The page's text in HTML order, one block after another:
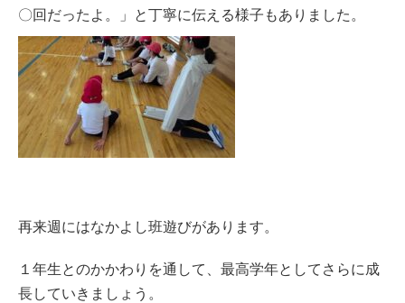
〇回だったよ。」と丁寧に伝える様子もありました。
再来週にはなかよし班遊びがあります。
１年生とのかかわりを通して、最高学年としてさらに成
長していきましょう。